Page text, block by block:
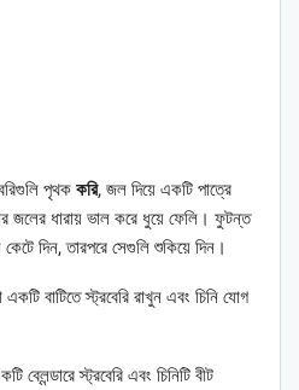
পৃথক করি, জল দিয়ে একটি পাত্রে
জলের ধারায় ভাল করে ধুয়ে ফেলি। ফুটন্ত
দিন, তারপরে সেগুলি শুকিয়ে দিন।
বাটিতে স্ট্রবেরি রাখুন এবং চিনি যোগ
ব্লেন্ডারে স্ট্রবেরি এবং চিনিটি বীট